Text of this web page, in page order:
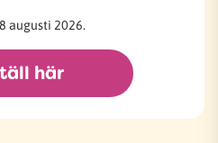
augusti 2026.
här